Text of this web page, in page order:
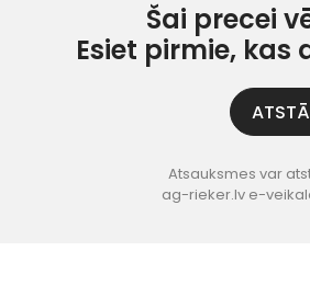
Šai precei
Esiet pirmie,
Atsauksmes var
ag-rieker.lv e-